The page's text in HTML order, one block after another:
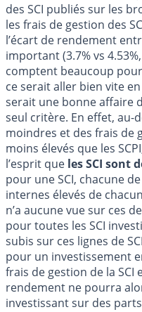
des SCI publiés sur les
les frais de gestion des
l’écart de rendement
important (3.7% vs
comptent beaucoup
ce serait aller bien vite
serait une bonne affaire
seul critère. En effet, au-
moindres et des frais de
moins élevés que les
l’esprit que les SCI sont
pour une SCI, chacune
internes élevés de
n’a aucune vue sur ces
pour toutes les SCI
subis sur ces lignes de
pour un investissement
frais de gestion de la SCI
rendement ne pourra
investissant sur des